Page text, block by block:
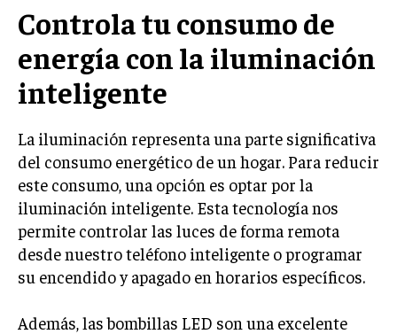
Controla tu consumo de
energía con la iluminación
inteligente
La iluminación representa una parte significativa
del consumo energético de un hogar. Para reducir
este consumo, una opción es optar por la
iluminación inteligente. Esta tecnología nos
permite controlar las luces de forma remota
desde nuestro teléfono inteligente o programar
su encendido y apagado en horarios específicos.
Además, las bombillas LED son una excelente